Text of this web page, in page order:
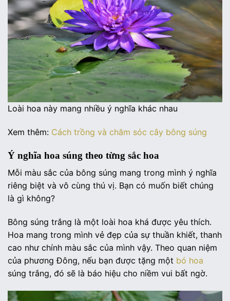
Loài hoa này mang nhiều ý nghĩa khác nhau
Xem thêm: Cách trồng và chăm sóc cây bông súng
Ý nghĩa hoa súng theo từng sắc hoa
Mỗi màu sắc của bông súng mang trong mình ý nghĩa
riêng biệt và vô cùng thú vị. Bạn có muốn biết chúng
là gì không?
Bông súng trắng là một loài hoa khá được yêu thích.
Hoa mang trong mình vẻ đẹp của sự thuần khiết, thanh
cao như chính màu sắc của mình vậy. Theo quan niệm
của phương Đông, nếu bạn được tặng một bó hoa
súng trắng, đó sẽ là báo hiệu cho niềm vui bất ngờ.